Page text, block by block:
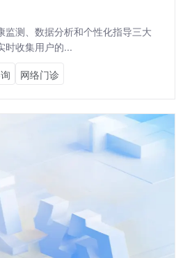
测、数据分析和个性化指导三大
时收集用户的...
网络门诊